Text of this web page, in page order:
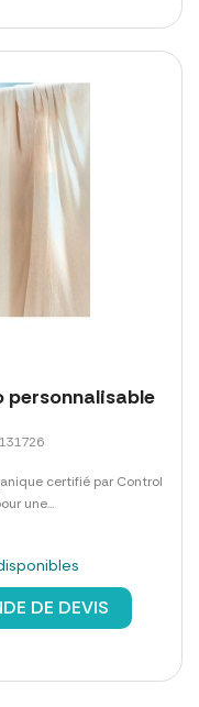
personnalisable
certifié par Control
une...
DE DEVIS